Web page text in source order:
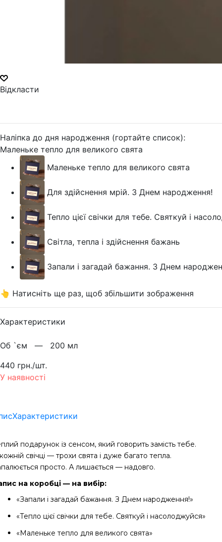
Відкласти
Наліпка до дня народження (гортайте список):
Маленьке тепло для великого свята
Маленьке тепло для великого свята
Для здійснення мрій. З Днем народження!
Тепло цієї свічки для тебе. Святкуй і
Світла, тепла і здійснення бажань
Запали і загадай бажання. З Днем
👆 Натисніть ще раз, щоб збільшити зображення
Характеристики
Об `єм — 200 мл
440 грн./шт.
У наявності
Характеристики
подарунок із сенсом, який говорить замість тебе.
свічці — трохи свята і дуже багато тепла.
просто. А лишається — надовго.
на коробці — на вибір:
«Запали і загадай бажання. З Днем народження!»
«Тепло цієї свічки для тебе. Святкуй і насолоджуйся»
«Маленьке тепло для великого свята»